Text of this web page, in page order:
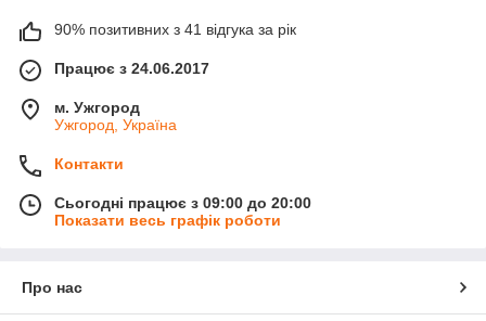
90% позитивних з 41 відгука за рік
Працює з 24.06.2017
м. Ужгород
Ужгород, Україна
Контакти
Сьогодні працює з 09:00 до 20:00
Показати весь графік роботи
Про нас